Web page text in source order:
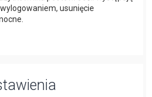
usunięcie